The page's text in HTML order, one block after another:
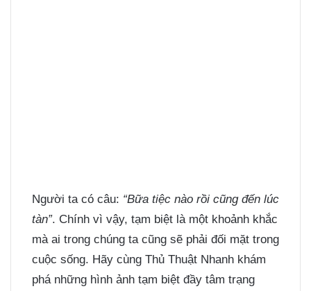
Người ta có câu: “Bữa tiệc nào rồi cũng đến lúc
tàn”. Chính vì vậy, tạm biệt là một khoảnh khắc
mà ai trong chúng ta cũng sẽ phải đối mặt trong
cuộc sống. Hãy cùng Thủ Thuật Nhanh khám
phá những hình ảnh tạm biệt đầy tâm trạng